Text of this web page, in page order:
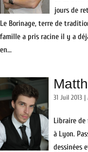
jours de
Le Borinage, terre de
famille a pris racine il y a
en...
31 Juil 2013 |
Libraire
à Lyon.
dessinées